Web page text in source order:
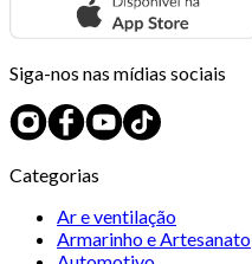
Siga-nos nas mídias sociais
Categorias
Ar e ventilação
Armarinho e Artesanato